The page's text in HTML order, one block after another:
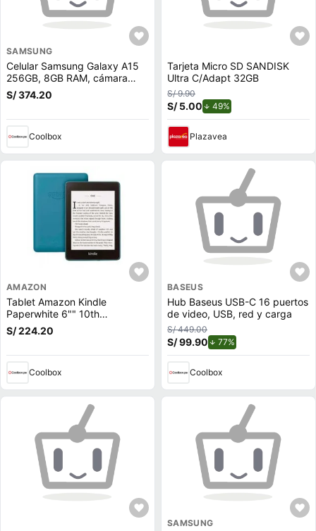
SAMSUNG
Celular Samsung Galaxy A15
256GB, 8GB RAM, cámara
trasera 50MP y frontal 13MP,
6.5"", negro azulado
S/ 374.20
Coolbox
Tarjeta Micro SD SANDISK
Ultra C/Adapt 32GB
S/ 9.90
S/ 5.00 49%
Plazavea
AMAZON
Tablet Amazon Kindle
Paperwhite 6"" 10th
generación, 300ppp, sin
reflejos, 8GB, Versión con
S/ 224.20
Coolbox
BASEUS
Hub Baseus USB-C 16 puertos
de video, USB, red y carga
S/ 449.00
S/ 99.90 77%
Coolbox
SAMSUNG